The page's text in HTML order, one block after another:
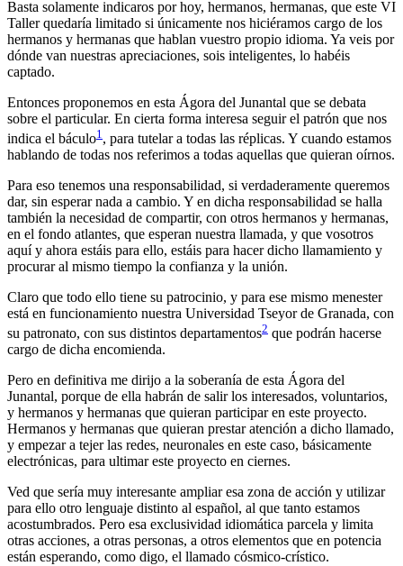
Basta solamente indicaros por hoy, hermanos, hermanas, que este VI
Taller quedaría limitado si únicamente nos hiciéramos cargo de los
hermanos y hermanas que hablan vuestro propio idioma. Ya veis por
dónde van nuestras apreciaciones, sois inteligentes, lo habéis
captado.
Entonces proponemos en esta Ágora del Junantal que se debata
sobre el particular. En cierta forma interesa seguir el patrón que nos
indica el báculo1 , para tutelar a todas las réplicas. Y cuando estamos
hablando de todas nos referimos a todas aquellas que quieran oírnos.
Para eso tenemos una responsabilidad, si verdaderamente queremos
dar, sin esperar nada a cambio. Y en dicha responsabilidad se halla
también la necesidad de compartir, con otros hermanos y hermanas,
en el fondo atlantes, que esperan nuestra llamada, y que vosotros
aquí y ahora estáis para ello, estáis para hacer dicho llamamiento y
procurar al mismo tiempo la confianza y la unión.
Claro que todo ello tiene su patrocinio, y para ese mismo menester
está en funcionamiento nuestra Universidad Tseyor de Granada, con
su patronato, con sus distintos departamentos2 que podrán hacerse
cargo de dicha encomienda.
Pero en definitiva me dirijo a la soberanía de esta Ágora del
Junantal, porque de ella habrán de salir los interesados, voluntarios,
y hermanos y hermanas que quieran participar en este proyecto.
Hermanos y hermanas que quieran prestar atención a dicho llamado,
y empezar a tejer las redes, neuronales en este caso, básicamente
electrónicas, para ultimar este proyecto en ciernes.
Ved que sería muy interesante ampliar esa zona de acción y utilizar
para ello otro lenguaje distinto al español, al que tanto estamos
acostumbrados. Pero esa exclusividad idiomática parcela y limita
otras acciones, a otras personas, a otros elementos que en potencia
están esperando, como digo, el llamado cósmico-crístico.